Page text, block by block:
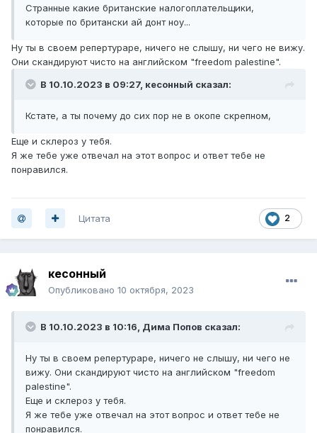
Странные какие британские налогоплательщики,
которые по британски ай донт ноу...
Ну ты в своем репертураре, ничего не слышу, ни чего не вижу.
Они скандируют чисто на английском "freedom palestine".
В 10.10.2023 в 09:27, кесонный сказал:
Кстате, а ты почему до сих пор не в окопе скрепном,
Еще и склероз у тебя.
Я же тебе уже отвечал на этот вопрос и ответ тебе не
понравился.
2
Цитата
кесонный
Опубликовано 10 октября, 2023
В 10.10.2023 в 10:16, Дима Попов сказал:
Ну ты в своем репертураре, ничего не слышу, ни чего не
вижу. Они скандируют чисто на английском "freedom
palestine".
Еще и склероз у тебя.
Я же тебе уже отвечал на этот вопрос и ответ тебе не
понравился.